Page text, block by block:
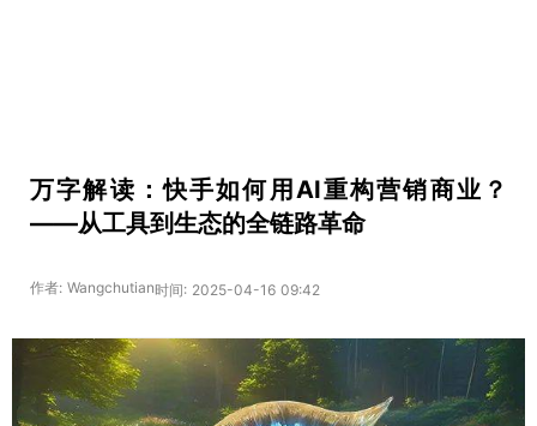
万字解读：快手如何用AI重构营销商业？
——从工具到生态的全链路革命
作者: Wangchutian时间: 2025-04-16 09:42